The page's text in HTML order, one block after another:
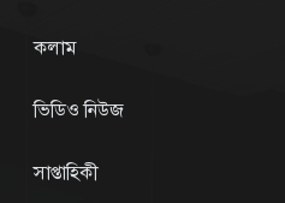
কলাম
ভিডিও নিউজ
সাপ্তাহিকী